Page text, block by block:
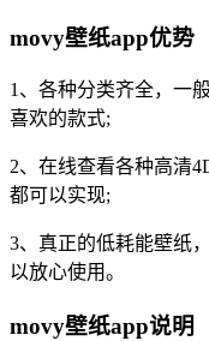
movy壁纸app优势
1、各种分类齐全，一
喜欢的款式;
2、在线查看各种高清
都可以实现;
3、真正的低耗能壁纸
以放心使用。
movy壁纸app说明